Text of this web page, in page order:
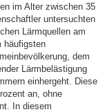
im Alter zwischen 35
untersuchten
Lärmquellen am
häufigsten
dem
Lärmbelästigung
einhergeht. Diese
an, ohne
In diesem